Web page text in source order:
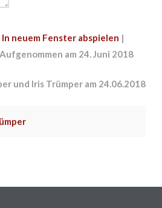
In neuem Fenster abspielen |
Aufgenommen am 24. Juni 2018
und Iris Trümper am 24.06.2018